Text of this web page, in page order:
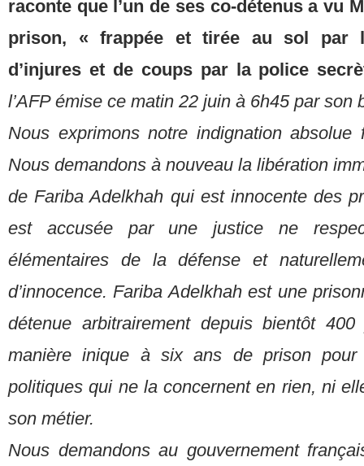
raconte que l’un de ses co-détenus a vu
prison, « frappée et tirée au sol par
d’injures et de coups par la police
l’AFP émise ce matin 22 juin à 6h45 par son
Nous exprimons notre indignation
Nous demandons à nouveau la libération
de Fariba Adelkhah qui est innocente des
est accusée par une justice ne
élémentaires de la défense et
d’innocence. Fariba Adelkhah est une
détenue arbitrairement depuis bientôt
manière inique à six ans de prison pour
politiques qui ne la concernent en rien, ni
son métier.
Nous demandons au gouvernement